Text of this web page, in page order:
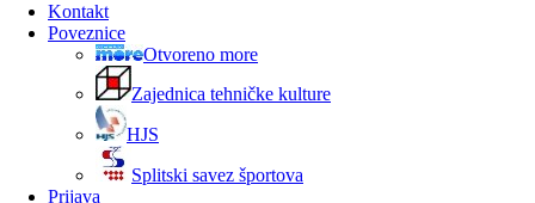
Kontakt
Poveznice
Otvoreno more
Zajednica tehničke kulture
HJS
Splitski savez športova
Prijava